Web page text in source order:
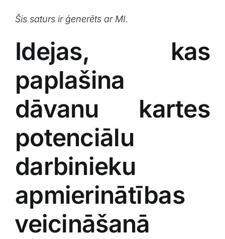
Šis saturs ir ģenerēts ar MI.
Idejas, kas⁣
paplašina
dāvanu kartes
potenciālu​
darbinieku
apmierinātības
⁢veicināšanā